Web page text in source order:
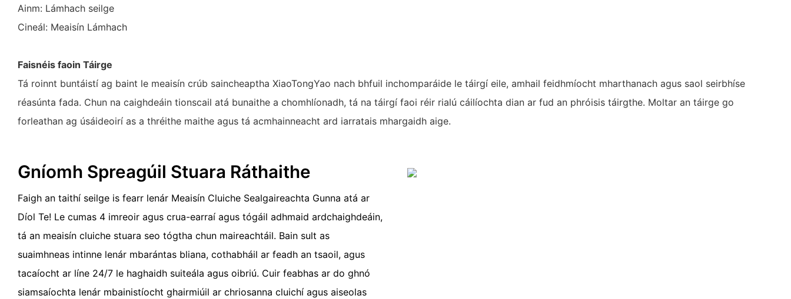
Ainm: Lámhach seilge
Cineál: Meaisín Lámhach
Faisnéis faoin Táirge
Tá roinnt buntáistí ag baint le meaisín crúb saincheaptha XiaoTongYao nach bhfuil inchomparáide le táirgí eile, amhail feidhmíocht mharthanach agus saol seirbhíse
réasúnta fada. Chun na caighdeáin tionscail atá bunaithe a chomhlíonadh, tá na táirgí faoi réir rialú cáilíochta dian ar fud an phróisis táirgthe. Moltar an táirge go
forleathan ag úsáideoirí as a thréithe maithe agus tá acmhainneacht ard iarratais mhargaidh aige.
Gníomh Spreagúil Stuara Ráthaithe
Faigh an taithí seilge is fearr lenár Meaisín Cluiche Sealgaireachta Gunna atá ar
Díol Te! Le cumas 4 imreoir agus crua-earraí agus tógáil adhmaid ardchaighdeáin,
tá an meaisín cluiche stuara seo tógtha chun maireachtáil. Bain sult as
suaimhneas intinne lenár mbarántas bliana, cothabháil ar feadh an tsaoil, agus
tacaíocht ar líne 24/7 le haghaidh suiteála agus oibriú. Cuir feabhas ar do ghnó
siamsaíochta lenár mbainistíocht ghairmiúil ar chriosanna cluichí agus aiseolas